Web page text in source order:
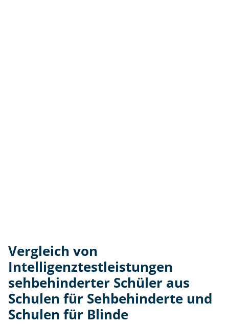
Vergleich von
Intelligenztestleistungen
sehbehinderter Schüler aus
Schulen für Sehbehinderte und
Schulen für Blinde